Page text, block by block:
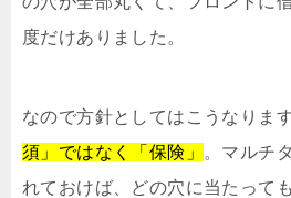
度だけありました。
なので方針としてはこうなりま
須」ではなく「保険」
。マルチ
れておけば、どの穴に当たって